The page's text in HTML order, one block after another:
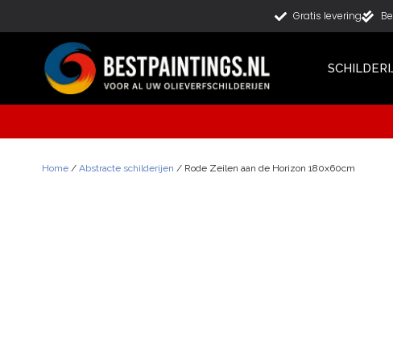
Gratis levering
Home / Abstracte schilderijen / Rode Zeilen aan de Horizon 180x60cm